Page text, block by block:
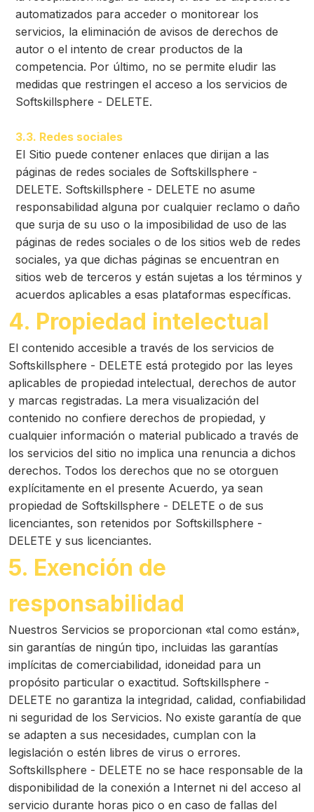
automatizados para acceder o monitorear los
servicios, la eliminación de avisos de derechos de
autor o el intento de crear productos de la
competencia. Por último, no se permite eludir las
medidas que restringen el acceso a los servicios de
Softskillsphere - DELETE.
3.3. Redes sociales
El Sitio puede contener enlaces que dirijan a las
páginas de redes sociales de Softskillsphere -
DELETE. Softskillsphere - DELETE no asume
responsabilidad alguna por cualquier reclamo o daño
que surja de su uso o la imposibilidad de uso de las
páginas de redes sociales o de los sitios web de redes
sociales, ya que dichas páginas se encuentran en
sitios web de terceros y están sujetas a los términos y
acuerdos aplicables a esas plataformas específicas.
4. Propiedad intelectual
El contenido accesible a través de los servicios de
Softskillsphere - DELETE está protegido por las leyes
aplicables de propiedad intelectual, derechos de autor
y marcas registradas. La mera visualización del
contenido no confiere derechos de propiedad, y
cualquier información o material publicado a través de
los servicios del sitio no implica una renuncia a dichos
derechos. Todos los derechos que no se otorguen
explícitamente en el presente Acuerdo, ya sean
propiedad de Softskillsphere - DELETE o de sus
licenciantes, son retenidos por Softskillsphere -
DELETE y sus licenciantes.
5. Exención de
responsabilidad
Nuestros Servicios se proporcionan «tal como están»,
sin garantías de ningún tipo, incluidas las garantías
implícitas de comerciabilidad, idoneidad para un
propósito particular o exactitud. Softskillsphere -
DELETE no garantiza la integridad, calidad, confiabilidad
ni seguridad de los Servicios. No existe garantía de que
se adapten a sus necesidades, cumplan con la
legislación o estén libres de virus o errores.
Softskillsphere - DELETE no se hace responsable de la
disponibilidad de la conexión a Internet ni del acceso al
servicio durante horas pico o en caso de fallas del